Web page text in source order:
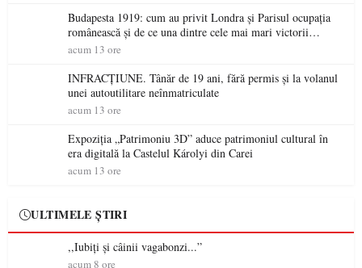
Budapesta 1919: cum au privit Londra și Parisul ocupația
românească și de ce una dintre cele mai mari victorii
militare ale României a devenit o controversă diplomatică
acum 13 ore
INFRACȚIUNE. Tânăr de 19 ani, fără permis și la volanul
unei autoutilitare neînmatriculate
acum 13 ore
Expoziția „Patrimoniu 3D” aduce patrimoniul cultural în
era digitală la Castelul Károlyi din Carei
acum 13 ore
ULTIMELE ȘTIRI
,,Iubiți și câinii vagabonzi...”
acum 8 ore